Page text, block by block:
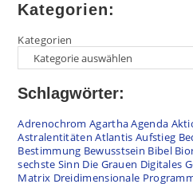
Kategorien:
Kategorien
Schlagwörter:
Adrenochrom AgarthaAgenda
Astralentitäten Atlantis Aufstieg
Bestimmung Bewusstsein Bibel
sechste Sinn Die Grauen Digitales
Matrix Dreidimensionale